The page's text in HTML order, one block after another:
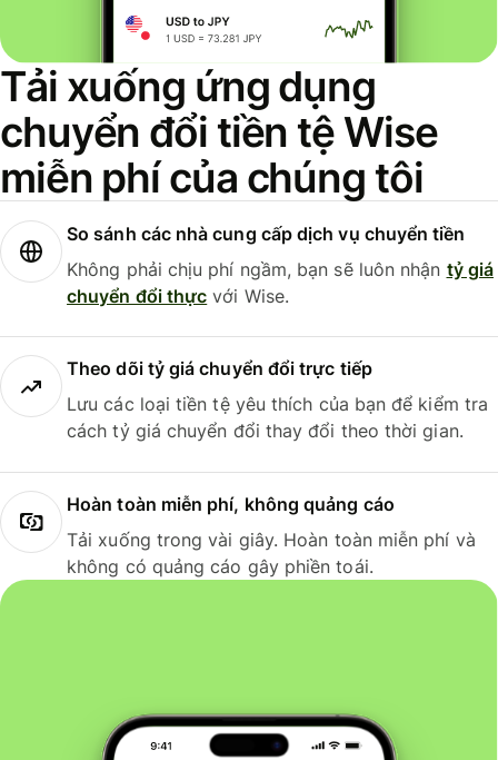
Tải xuống ứng dụng
chuyển đổi tiền tệ Wise
miễn phí của chúng tôi
So sánh các nhà cung cấp dịch vụ chuyển tiền
Không phải chịu phí ngầm, bạn sẽ luôn nhận tỷ giá
chuyển đổi thực với Wise.
Theo dõi tỷ giá chuyển đổi trực tiếp
Lưu các loại tiền tệ yêu thích của bạn để kiểm tra
cách tỷ giá chuyển đổi thay đổi theo thời gian.
Hoàn toàn miễn phí, không quảng cáo
Tải xuống trong vài giây. Hoàn toàn miễn phí và
không có quảng cáo gây phiền toái.